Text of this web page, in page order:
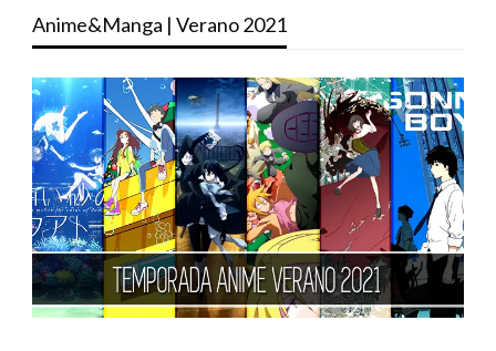
Anime&Manga | Verano 2021